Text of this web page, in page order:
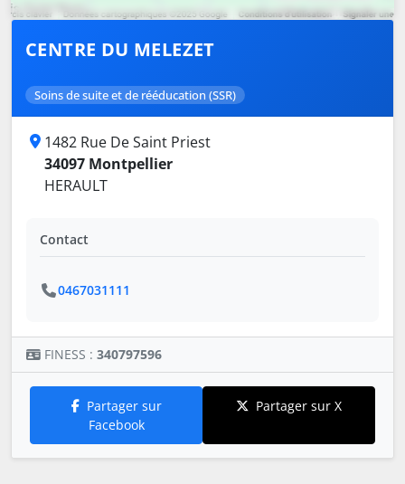
CENTRE DU MELEZET
Soins de suite et de rééducation (SSR)
1482 Rue De Saint Priest
34097 Montpellier
HERAULT
Contact
0467031111
FINESS : 340797596
Partager sur
Facebook
Partager sur X